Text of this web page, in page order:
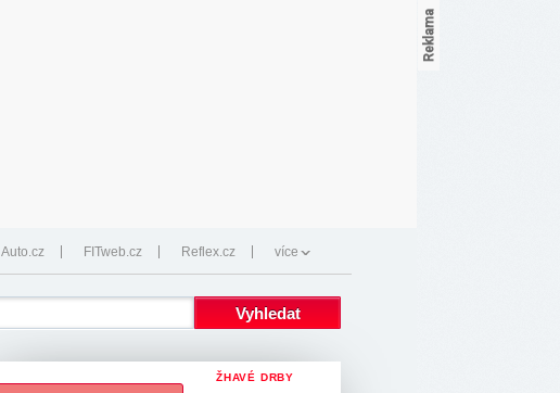
Auto.cz FITweb.cz Reflex.cz více
ŽHAVÉ DRBY